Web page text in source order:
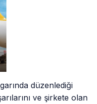
düzenlediği
ve şirkete olan